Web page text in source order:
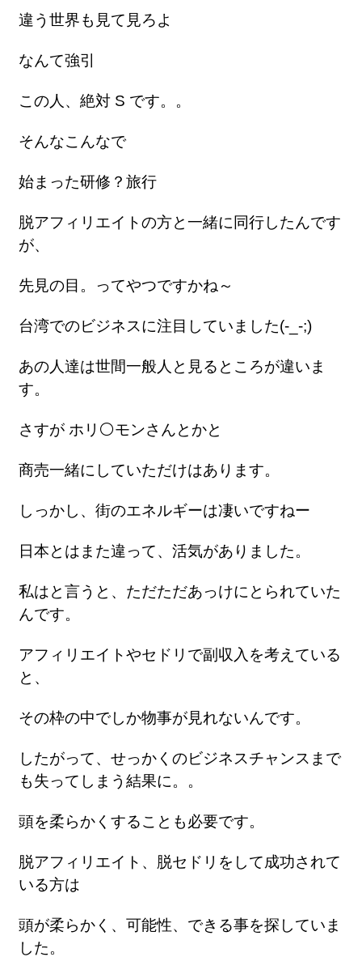
違う世界も見て見ろよ
なんて強引
この人、絶対 S です。。
そんなこんなで
始まった研修？旅行
脱アフィリエイトの方と一緒に同行したんです
が、
先見の目。ってやつですかね～
台湾でのビジネスに注目していました(-_-;)
あの人達は世間一般人と見るところが違いま
す。
さすが ホリ⚪️モンさんとかと
商売一緒にしていただけはあります。
しっかし、街のエネルギーは凄いですねー
日本とはまた違って、活気がありました。
私はと言うと、ただただあっけにとられていた
んです。
アフィリエイトやセドリで副収入を考えている
と、
その枠の中でしか物事が見れないんです。
したがって、せっかくのビジネスチャンスまで
も失ってしまう結果に。。
頭を柔らかくすることも必要です。
脱アフィリエイト、脱セドリをして成功されて
いる方は
頭が柔らかく、可能性、できる事を探していま
した。